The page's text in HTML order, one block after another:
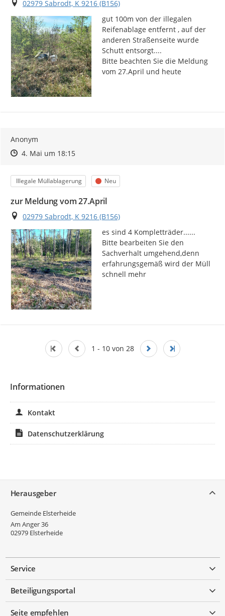
Ort
02979 Sabrodt, K 9216 (B156)
gut 100m von der illegalen
Reifenablage entfernt , auf der
anderen Straßenseite wurde
Schutt entsorgt....
Bitte beachten Sie die Meldung
vom 27.April und heute
Anonym
Zeitpunkt des Erstellens
Zeitpunkt des Erstellens
4. Mai um 18:15Zur Äußerung
Kategorie
Illegale Müllablagerung Status
Neu
zur Meldung vom 27.April
Ort
02979 Sabrodt, K 9216 (B156)
es sind 4 Kompletträder......
Bitte bearbeiten Sie den
Sachverhalt umgehend,denn
erfahrungsgemäß wird der Müll
schnell mehr
1 - 10 von 28
Informationen
Kontakt
Datenschutzerklärung
Herausgeber
Gemeinde Elsterheide
Am Anger 36
02979 Elsterheide
Service
Beteiligungsportal
Seite empfehlen